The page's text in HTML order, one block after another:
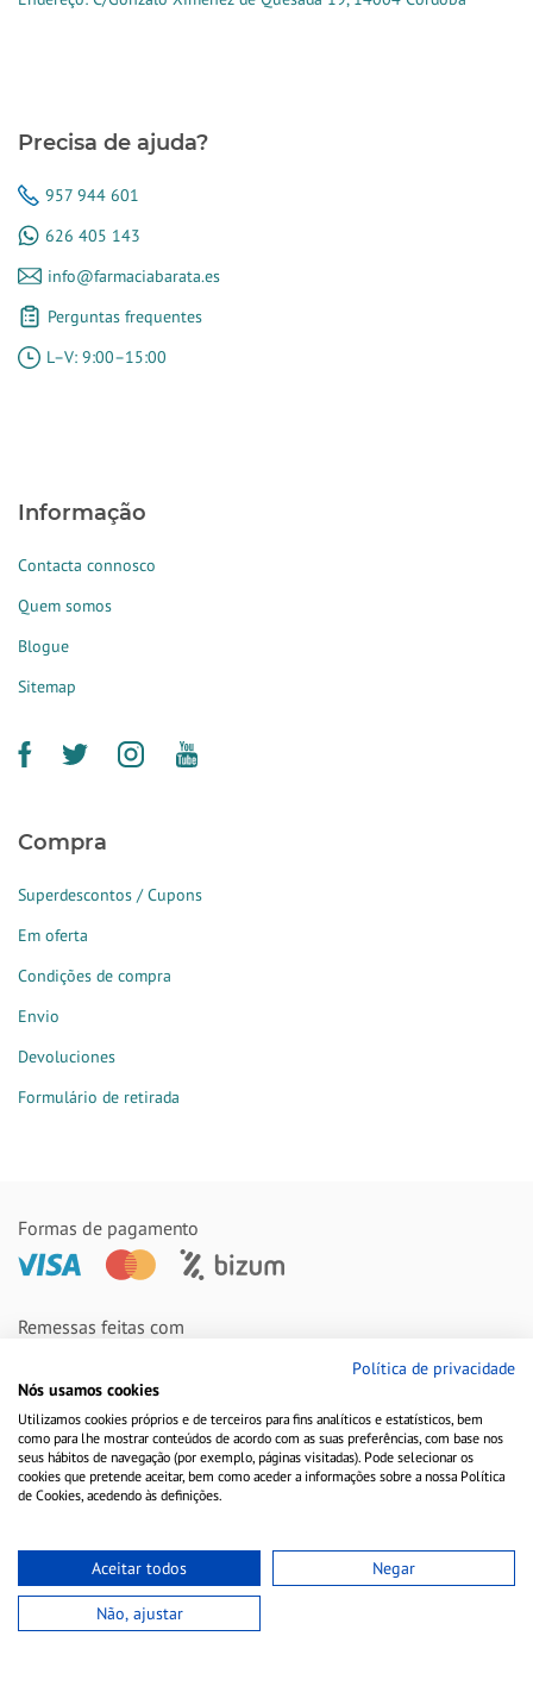
Precisa de ajuda?
957 944 601
626 405 143
info@farmaciabarata.es
Perguntas frequentes
L–V: 9:00–15:00
Informação
Contacta connosco
Quem somos
Blogue
Sitemap
Compra
Superdescontos / Cupons
Em oferta
Condições de compra
Envio
Devoluciones
Formulário de retirada
Formas de pagamento
Remessas feitas com
Aviso Legal Política de Cookies Política de Privacidade
Copyright © 2010-2021 Farmacia Barata S.L. Todos los derechos reservados.
Política de privacidade
Nós usamos cookies
Utilizamos cookies próprios e de terceiros para fins analíticos e estatísticos, bem
como para lhe mostrar conteúdos de acordo com as suas preferências, com base nos
seus hábitos de navegação (por exemplo, páginas visitadas). Pode selecionar os
cookies que pretende aceitar, bem como aceder a informações sobre a nossa Política
de Cookies, acedendo às definições.
Aceitar todos Negar
Não, ajustar